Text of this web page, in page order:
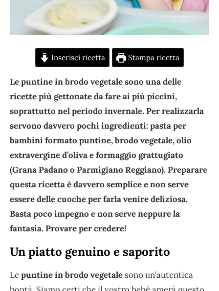
Inserisci ricetta Stampa ricetta
Le puntine in brodo vegetale sono una delle
ricette più gettonate da fare ai più piccini,
soprattutto nel periodo invernale. Per realizzarla
servono davvero pochi ingredienti: pasta per
bambini formato puntine, brodo vegetale, olio
extravergine d’oliva e formaggio grattugiato
(Grana Padano o Parmigiano Reggiano). Preparare
questa ricetta è davvero semplice e non serve
essere delle cuoche per farla venire deliziosa.
Basta poco impegno e non serve neppure la
fantasia. Provare per credere!
Un piatto genuino e saporito
Lepuntine in brodo vegetale sono un’autentica